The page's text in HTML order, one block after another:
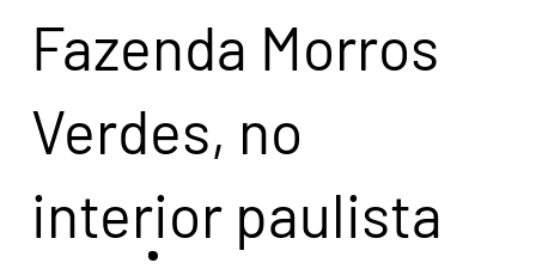
Fazenda Morros
Verdes, no
interior paulista